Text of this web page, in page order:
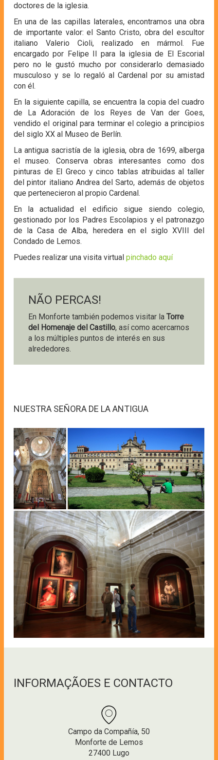
doctores de la iglesia.
En una de las capillas laterales, encontramos una obra
de importante valor: el Santo Cristo, obra del escultor
italiano Valerio Cioli, realizado en mármol. Fue
encargado por Felipe II para la iglesia de El Escorial
pero no le gustó mucho por considerarlo demasiado
musculoso y se lo regaló al Cardenal por su amistad
con él.
En la siguiente capilla, se encuentra la copia del cuadro
de La Adoración de los Reyes de Van der Goes,
vendido el original para terminar el colegio a principios
del siglo XX al Museo de Berlín.
La antigua sacristía de la iglesia, obra de 1699, alberga
el museo. Conserva obras interesantes como dos
pinturas de El Greco y cinco tablas atribuidas al taller
del pintor italiano Andrea del Sarto, además de objetos
que pertenecieron al propio Cardenal.
En la actualidad el edificio sigue siendo colegio,
gestionado por los Padres Escolapios y el patronazgo
de la Casa de Alba, heredera en el siglo XVIII del
Condado de Lemos.
Puedes realizar una visita virtual pinchado aquí
NÃO PERCAS!
En Monforte también podemos visitar la Torre
del Homenaje del Castillo, así como acercarnos
a los múltiples puntos de interés en sus
alrededores.
NUESTRA SEÑORA DE LA ANTIGUA
INFORMAÇÃOES E CONTACTO
Campo da Compañía, 50
Monforte de Lemos
27400 Lugo